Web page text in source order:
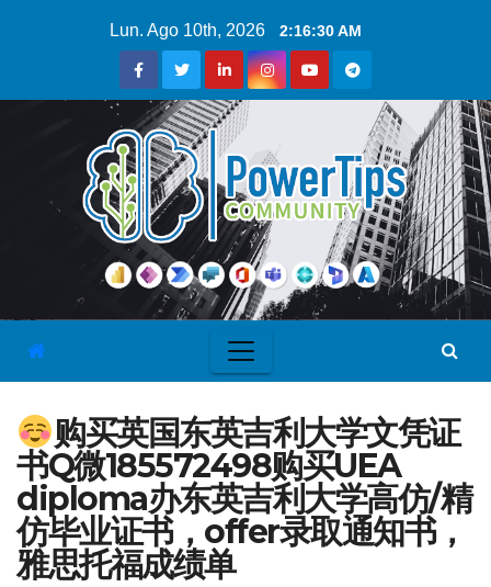
Lun. Ago 10th, 2026 2:16:30 AM
购买英国东英吉利大学文凭证
书Q微185572498购买UEA
diploma办东英吉利大学高仿/精
仿毕业证书，offer录取通知书，
雅思托福成绩单